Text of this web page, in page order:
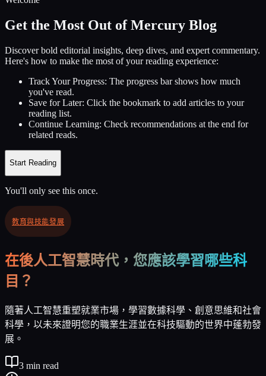
Get the Most Out of Mercury Blog
Discover bold editorial insights, deep dives, and expert commentary.
Here's how to make the most of your reading experience:
Track Your Progress: The progress bar shows how much
you've read.
Save for Later: Click the bookmark to add articles to your
reading list.
Continue Learning: Check recommendations at the end for
related reads.
Start Reading
You'll only see this once.
教育與技能發展
在後人工智慧時代，您應該學習哪些科
目？
隨著人工智慧重塑就業市場，學習數據科學、創意思維和社會
科學，以未來證明您的職業生涯並在科技驅動的世界中蓬勃發
展。
3 min read